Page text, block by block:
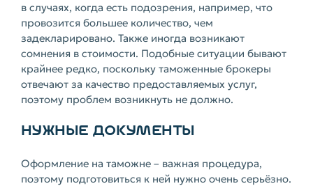
в случаях, когда есть подозрения, например, что
провозится большее количество, чем
задекларировано. Также иногда возникают
сомнения в стоимости. Подобные ситуации бывают
крайнее редко, поскольку таможенные брокеры
отвечают за качество предоставляемых услуг,
поэтому проблем возникнуть не должно.
НУЖНЫЕ ДОКУМЕНТЫ
Оформление на таможне – важная процедура,
поэтому подготовиться к ней нужно очень серьёзно.